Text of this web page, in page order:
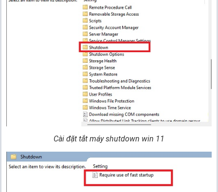
Cài đặt tắt máy shutdown win 11